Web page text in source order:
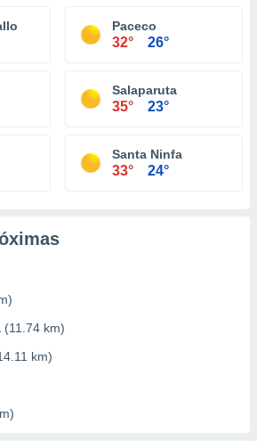
Paceco
32° 26°
Salaparuta
35° 23°
Santa Ninfa
33° 24°
(11.74 km)
km)